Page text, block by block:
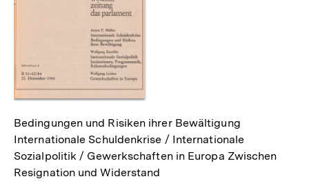
Bedingungen und Risiken ihrer Bewältigung
Internationale Schuldenkrise / Internationale
Sozialpolitik / Gewerkschaften in Europa Zwischen
Resignation und Widerstand